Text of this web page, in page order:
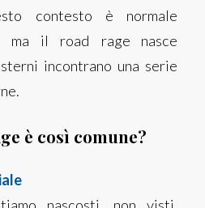
contesto è normale
ma il road rage nasce
incontrano una serie
è così comune?
nascosti, non visti.